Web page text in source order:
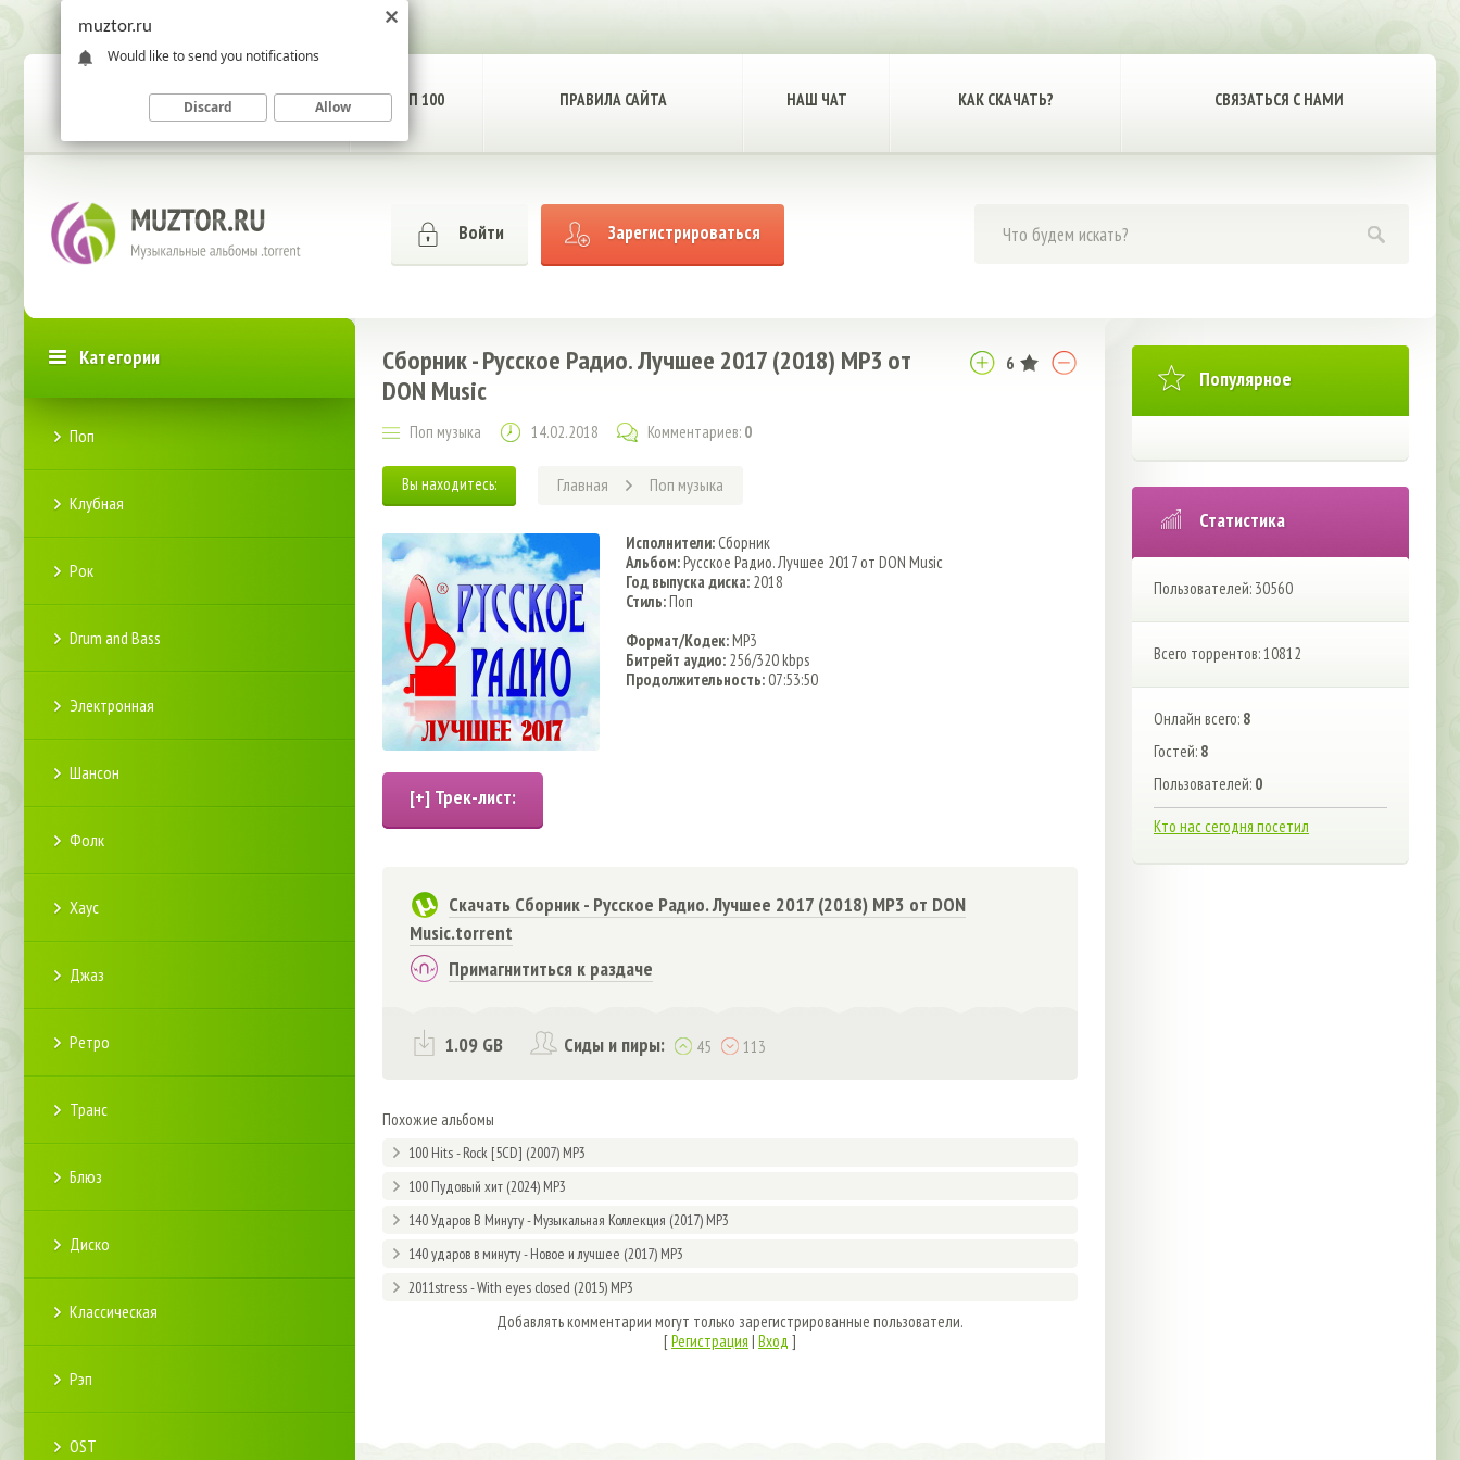
ГЛАВНАЯ СТРАНИЦА ТОП 100 ПРАВИЛА САЙТА НАШ ЧАТ КАК СКАЧАТЬ? СВЯЗАТЬСЯ С НАМИ
Войти Зарегистрироваться
6
Сборник - Русское Радио. Лучшее 2017 (2018) MP3 от
DON Music
Поп музыка 14.02.2018 Комментариев: 0
Вы находитесь: Главная Поп музыка
Исполнители:Сборник
Альбом:Русское Радио. Лучшее 2017 от DON Music
Год выпуска диска: 2018
Стиль:Поп
Формат/Кодек:MP3
Битрейт аудио: 256/320 kbps
Продолжительность:07:53:50
Скачать Сборник - Русское Радио. Лучшее 2017 (2018) MP3 от DON
Music.torrent
Примагнититься к раздаче
1.09 GB Сиды и пиры: 45 113
Похожие альбомы
100 Hits - Rock [5CD] (2007) MP3
100 Пудовый хит (2024) MP3
140 Ударов В Минуту - Музыкальная Коллекция (2017) MP3
140 ударов в минуту - Новое и лучшее (2017) MP3
2011stress - With eyes closed (2015) MP3
Добавлять комментарии могут только зарегистрированные пользователи.
[Регистрация | Вход ]
Популярное
Статистика
Пользователей: 30560
Всего торрентов: 10812
Онлайн всего: 8
Гостей: 8
Пользователей: 0
Кто нас сегодня посетил
Категории
Поп
Клубная
Рок
Drum and Bass
Электронная
Шансон
Фолк
Хаус
Джаз
Ретро
Транс
Блюз
Диско
Классическая
Рэп
OST
muztor.ru
Would like to send you notifications
Discard Allow